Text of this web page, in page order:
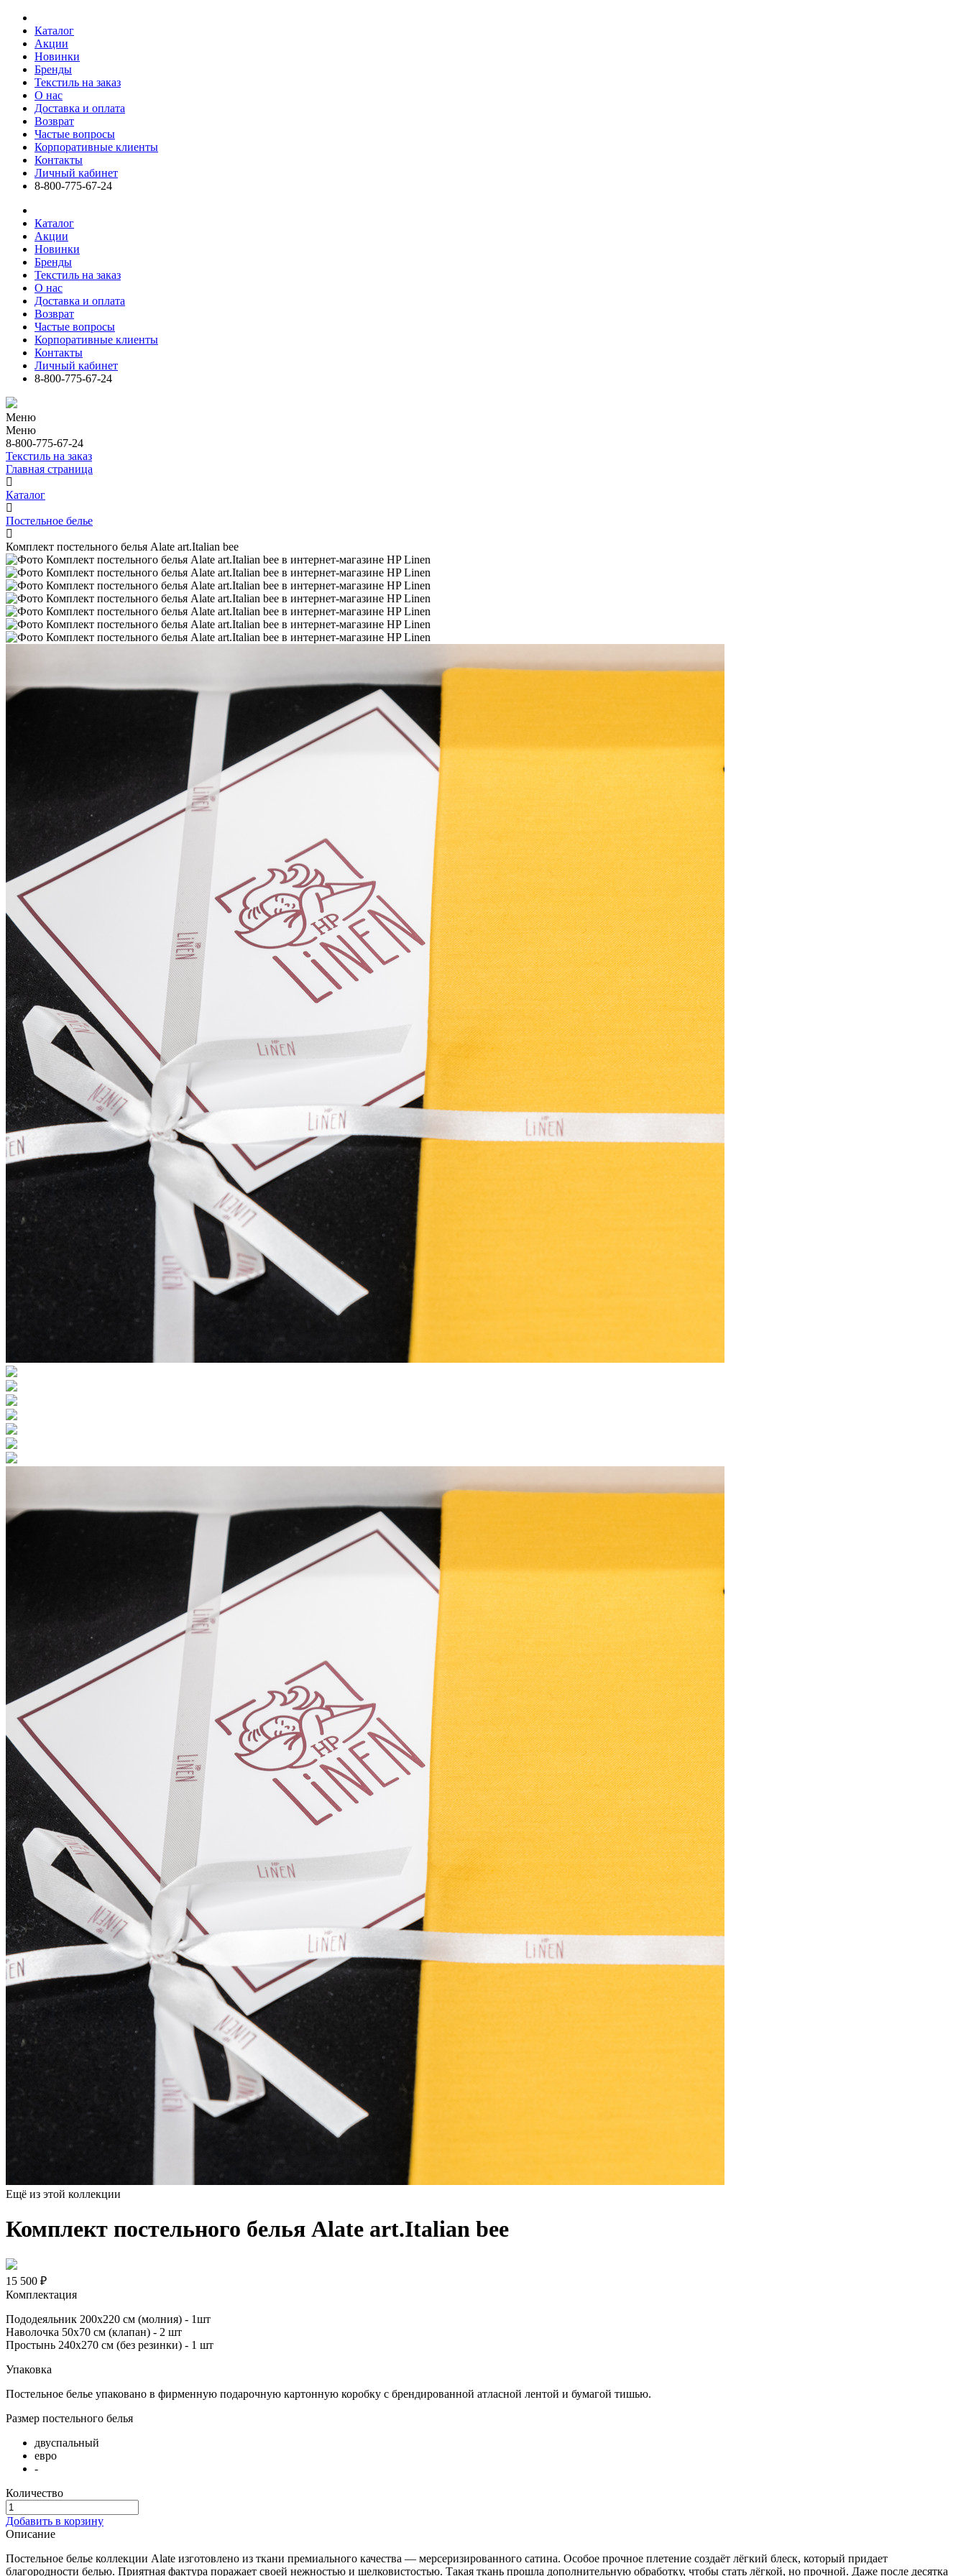
Каталог
Акции
Новинки
Бренды
Текстиль на заказ
О нас
Доставка и оплата
Возврат
Частые вопросы
Корпоративные клиенты
Контакты
Личный кабинет
8-800-775-67-24
Каталог
Акции
Новинки
Бренды
Текстиль на заказ
О нас
Доставка и оплата
Возврат
Частые вопросы
Корпоративные клиенты
Контакты
Личный кабинет
8-800-775-67-24
Меню
Меню
8-800-775-67-24
Текстиль на заказ
Главная страница
Каталог
Постельное белье
Комплект постельного белья Alate art.Italian bee
Ещё из этой коллекции
Комплект постельного белья Alate art.Italian bee
15 500 ₽
Комплектация
Пододеяльник 200х220 см (молния) - 1шт
Наволочка 50х70 см (клапан) - 2 шт
Простынь 240х270 см (без резинки) - 1 шт
Упаковка
Постельное белье упаковано в фирменную подарочную картонную коробку с брендированной атласной лентой и бумагой тишью.
Размер постельного белья
двуспальный
евро
-
Количество
Добавить в корзину
Описание
Постельное белье коллекции Alate изготовлено из ткани премиального качества — мерсеризированного сатина. Особое прочное плетение создаёт лёгкий блеск, который придает
благородности белью. Приятная фактура поражает своей нежностью и шелковистостью. Такая ткань прошла дополнительную обработку, чтобы стать лёгкой, но прочной. Даже после десятка